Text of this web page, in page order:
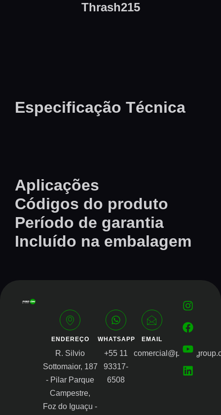
Thrash215
Especificação Técnica
Aplicações
Códigos do produto
Período de garantia
Incluído na embalagem
ENDEREÇO
R. Silvio
Sottomaior, 187
- Pilar Parque
Campestre,
Foz do Iguaçu -
WHATSAPP
+55 11
93317-
6508
EMAIL